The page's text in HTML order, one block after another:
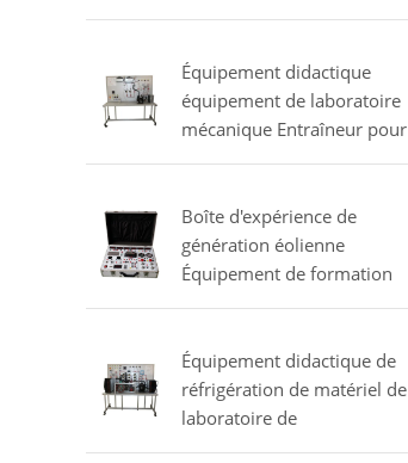
de formation de
Équipement didactique
équipement de laboratoire
mécanique Entraîneur pour
l'étude d'un vaporisateur
Boîte d'expérience de
génération éolienne
Équipement de formation
professionnelle
électrique
Équipement didactique de
réfrigération de matériel de
laboratoire de
compresseurs d'essai